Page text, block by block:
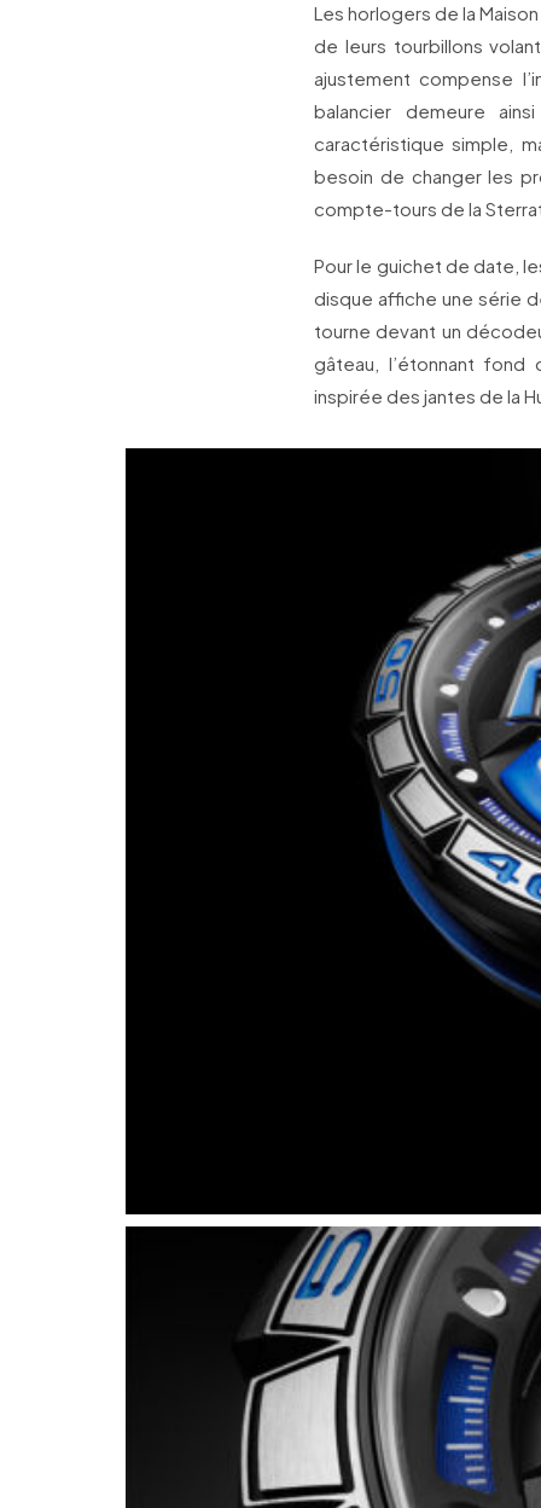
Les horlogers de la
de leurs tourbillons
ajustement compense
balancier demeure
caractéristique simple,
besoin de changer les
compte-tours de la
Pour le guichet de date,
disque affiche une série
tourne devant un
gâteau, l’étonnant
inspirée des jantes de la